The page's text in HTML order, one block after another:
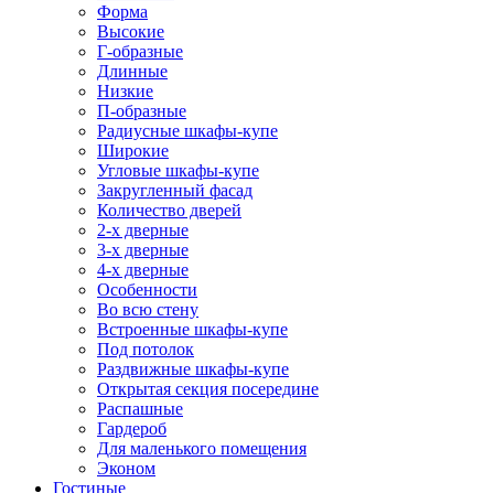
Форма
Высокие
Г-образные
Длинные
Низкие
П-образные
Радиусные шкафы-купе
Широкие
Угловые шкафы-купе
Закругленный фасад
Количество дверей
2-х дверные
3-х дверные
4-х дверные
Особенности
Во всю стену
Встроенные шкафы-купе
Под потолок
Раздвижные шкафы-купе
Открытая секция посередине
Распашные
Гардероб
Для маленького помещения
Эконом
Гостиные